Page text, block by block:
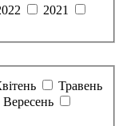
2021
Травень
Вересень